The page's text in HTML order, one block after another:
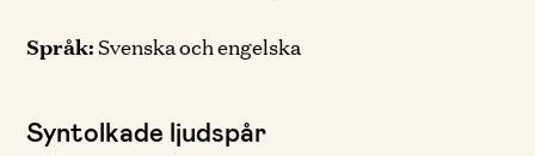
Språk:Svenska och engelska
Syntolkade ljudspår